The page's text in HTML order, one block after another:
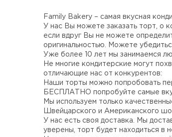
события
Свадебные торты
Детские торты
Вкусные торты для
девочек
Family Bakery – самая вкусная
У нас Вы можете заказать торт, о
если вдруг Вы не можете
оригинальностью. Можете
Уже более 10 лет мы занимаемся
Не многие кондитерские могут
отличающие нас от конкурентов:
Наши торты можно попробовать
БЕСПЛАТНО попробуйте самые
Мы используем только
Швейцарского и Американского
У нас есть своя доставка. Мы
уверены, торт будет находиться в